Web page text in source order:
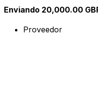
Enviando 20,000.00
Proveedor